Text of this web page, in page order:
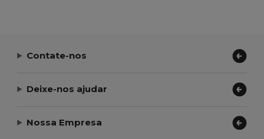
Contate-nos
Deixe-nos ajudar
Nossa Empresa